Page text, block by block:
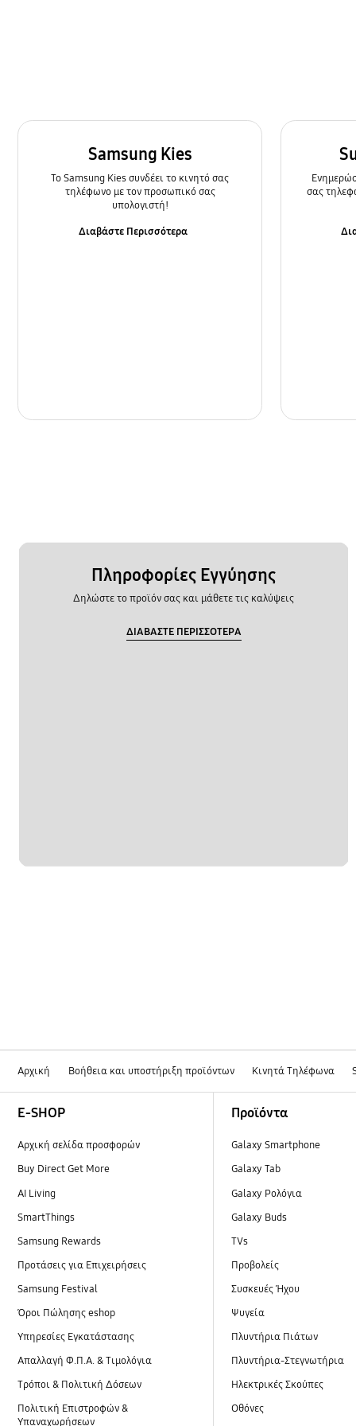
Τρόπος χρήσης
Samsung Kies
To Samsung Kies συνδέει το κινητό σας
τηλέφωνο με τον προσωπικό σας
υπολογιστή!
Διαβάστε Περισσότερα
σας
Πληροφορίες Εγγύησης
Δηλώστε το προϊόν σας και μάθετε τις καλύψεις
ΔΙΑΒΑΣΤΕ ΠΕΡΙΣΣΟΤΕΡΑ
Αρχική Βοήθεια και υποστήριξη προϊόντων Κινητά Τηλέφωνα
E-SHOP
Αρχική σελίδα προσφορών
Buy Direct Get More
AI Living
SmartThings
Samsung Rewards
Προτάσεις για Επιχειρήσεις
Samsung Festival
Όροι Πώλησης eshop
Υπηρεσίες Εγκατάστασης
Απαλλαγή Φ.Π.Α. & Τιμολόγια
Τρόποι & Πολιτική Δόσεων
Πολιτική Επιστροφών &
Υπαναχωρήσεων
Προϊόντα
Galaxy Smartphone
Galaxy Tab
Galaxy Ρολόγια
Galaxy Buds
TVs
Προβολείς
Συσκευές Ήχου
Ψυγεία
Πλυντήρια Πιάτων
Πλυντήρια-Στεγνωτήρια
Ηλεκτρικές Σκούπες
Οθόνες